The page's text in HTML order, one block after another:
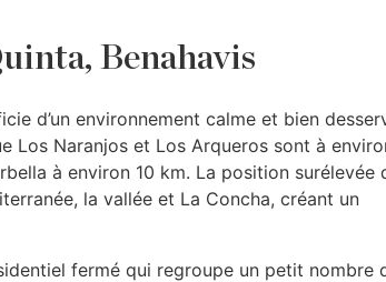
Benahavis
d’un environnement calme et bien
Los Naranjos et Los Arqueros sont à
à environ 10 km. La position surélevée
la vallée et La Concha, créant un
fermé qui regroupe un petit nombre